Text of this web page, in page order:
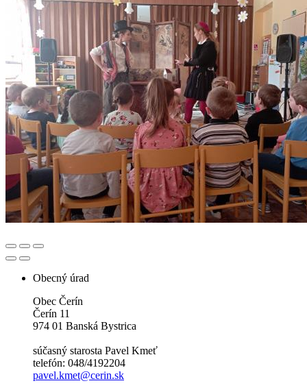
Obecný úrad
Obec Čerín
Čerín 11
974 01 Banská Bystrica
súčasný starosta Pavel Kmeť
telefón: 048/4192204
pavel.kmet@cerin.sk